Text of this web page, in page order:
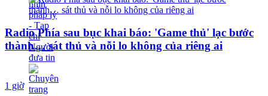
Radio Phía sau bục khai báo: 'Game thủ' lạc bước
thành… sát thủ và nỗi lo không của riêng ai
1 giờ